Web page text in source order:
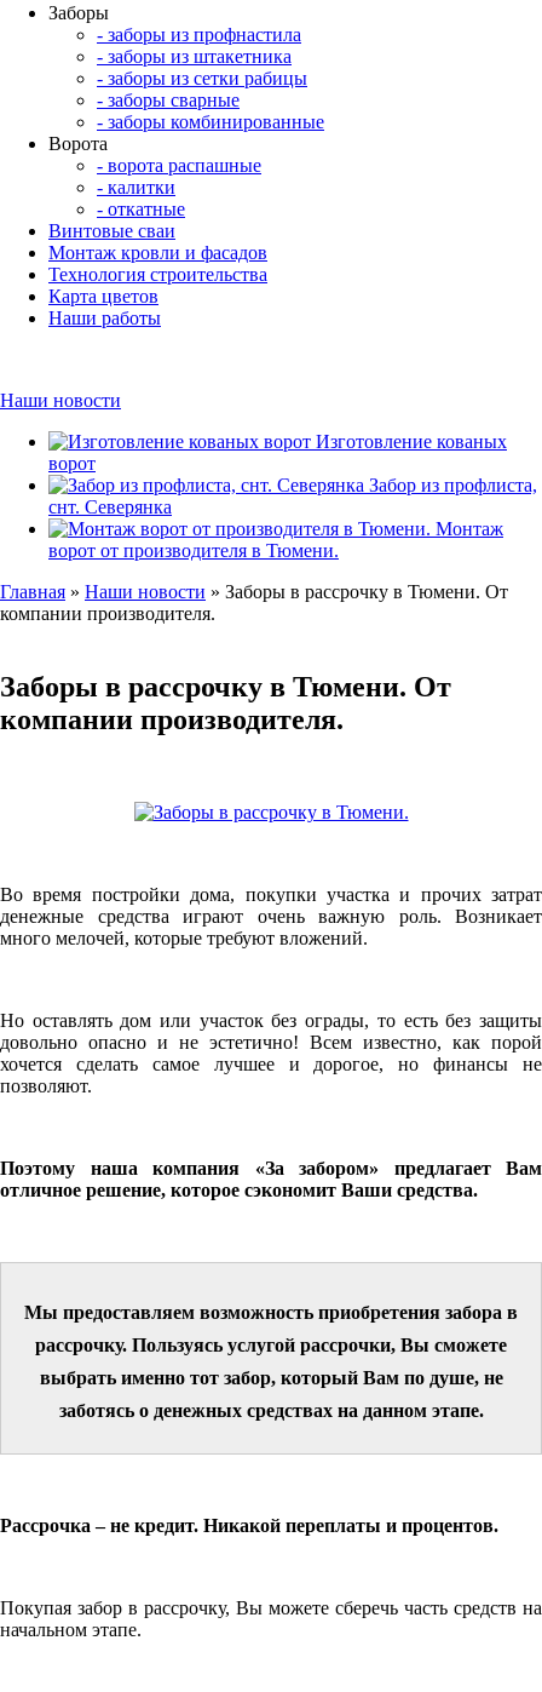
Заборы
- заборы из профнастила
- заборы из штакетника
- заборы из сетки рабицы
- заборы сварные
- заборы комбинированные
Ворота
- ворота распашные
- калитки
- откатные
Винтовые сваи
Монтаж кровли и фасадов
Технология строительства
Карта цветов
Наши работы
Наши новости
Изготовление кованых
ворот
Забор из профлиста,
снт. Северянка
Монтаж
ворот от производителя в Тюмени.
Главная » Наши новости » Заборы в рассрочку в Тюмени. От
компании производителя.
Заборы в рассрочку в Тюмени. От
компании производителя.
Во время постройки дома, покупки участка и прочих затрат
денежные средства играют очень важную роль. Возникает
много мелочей, которые требуют вложений.
Но оставлять дом или участок без ограды, то есть без защиты
довольно опасно и не эстетично! Всем известно, как порой
хочется сделать самое лучшее и дорогое, но финансы не
позволяют.
Поэтому наша компания «За забором» предлагает Вам
отличное решение, которое сэкономит Ваши средства.
Мы предоставляем возможность приобретения забора в
рассрочку. Пользуясь услугой рассрочки, Вы сможете
выбрать именно тот забор, который Вам по душе, не
заботясь о денежных средствах на данном этапе.
Рассрочка – не кредит. Никакой переплаты и процентов.
Покупая забор в рассрочку, Вы можете сберечь часть средств на
начальном этапе.